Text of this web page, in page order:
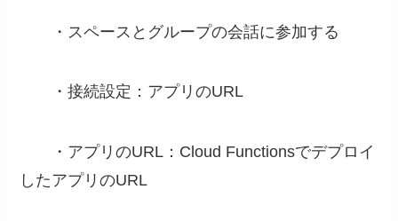
・スペースとグループの会話に参加する
・接続設定：アプリのURL
・アプリのURL：Cloud Functionsでデプロイ
したアプリのURL